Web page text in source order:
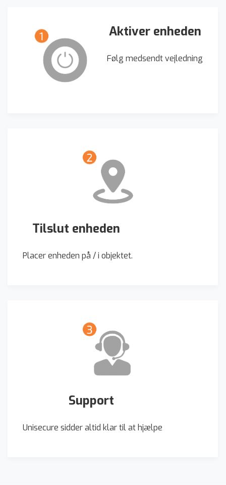
Aktiver enheden
Følg medsendt vejledning
Tilslut enheden
Placer enheden på / i objektet.
Support
Unisecure sidder altid klar til at hjælpe